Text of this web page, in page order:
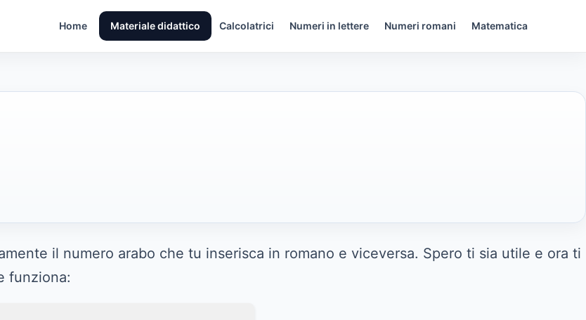
Home Materiale didattico Calcolatrici Numeri in lettere Numeri romani Matematica
il numero arabo che tu inserisca in romano e viceversa. Spero ti sia utile e ora ti
funziona: